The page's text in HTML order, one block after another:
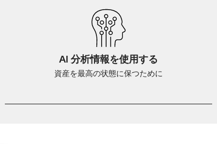
AI 分析情報を使用する
資産を最高の状態に保つために